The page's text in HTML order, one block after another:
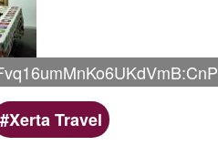
Xerta Travel